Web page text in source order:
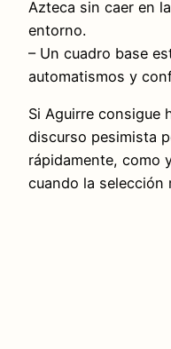
Azteca sin caer en
entorno.
– Un cuadro base
automatismos y
Si Aguirre consigue
discurso pesimista
rápidamente, como
cuando la selección